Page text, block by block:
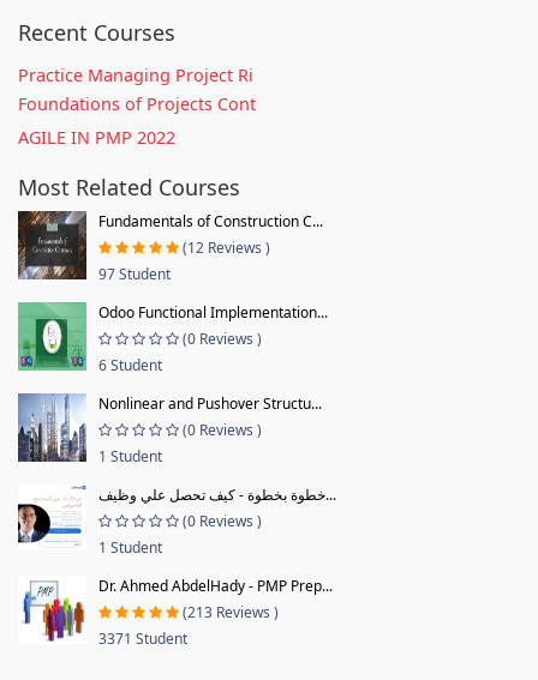
Recent Courses
Practice Managing Project Ri
Foundations of Projects Cont
AGILE IN PMP 2022
Most Related Courses
Fundamentals of Construction C...
(12 Reviews )
97 Student
Odoo Functional Implementation...
(0 Reviews )
6 Student
Nonlinear and Pushover Structu...
(0 Reviews )
1 Student
خطوة بخطوة - كيف تحصل علي وظيف...
(0 Reviews )
1 Student
Dr. Ahmed AbdelHady - PMP Prep...
(213 Reviews )
3371 Student